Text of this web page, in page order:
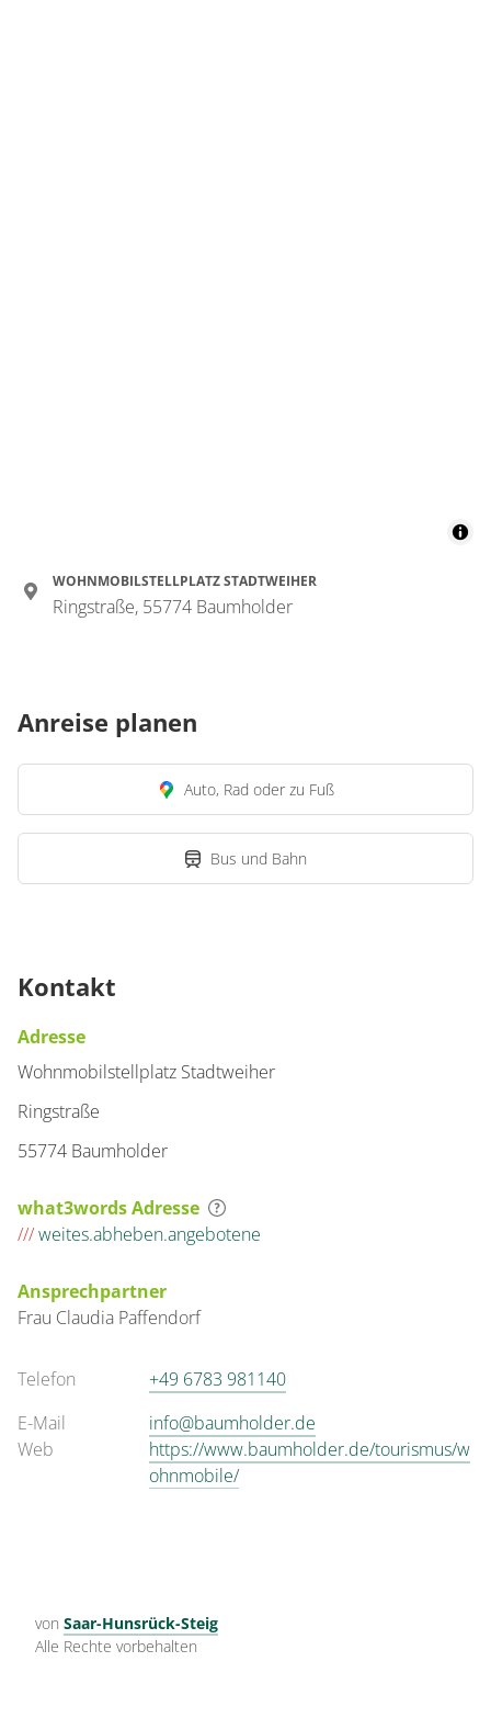
WOHNMOBILSTELLPLATZ STADTWEIHER
Ringstraße, 55774 Baumholder
Anreise planen
Auto, Rad oder zu Fuß
Bus und Bahn
Kontakt
Adresse
Wohnmobilstellplatz Stadtweiher
Ringstraße
55774 Baumholder
what3words Adresse
///weites.abheben.angebotene
Ansprechpartner
Frau Claudia Paffendorf
Telefon
+49 6783 981140
E-Mail
info@baumholder.de
Web
https://www.baumholder.de/tourismus/w
ohnmobile/
von Saar-Hunsrück-Steig
Alle Rechte vorbehalten